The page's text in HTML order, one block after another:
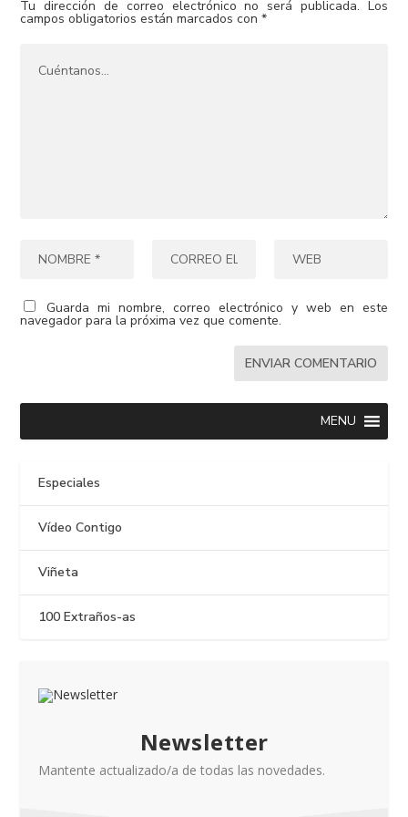
Tu dirección de correo electrónico no será publicada. Los
campos obligatorios están marcados con*
Guarda mi nombre, correo electrónico y web en este
navegador para la próxima vez que comente.
MENU
Especiales
Vídeo Contigo
Viñeta
100 Extraños-as
Newsletter
Mantente actualizado/a de todas las novedades.